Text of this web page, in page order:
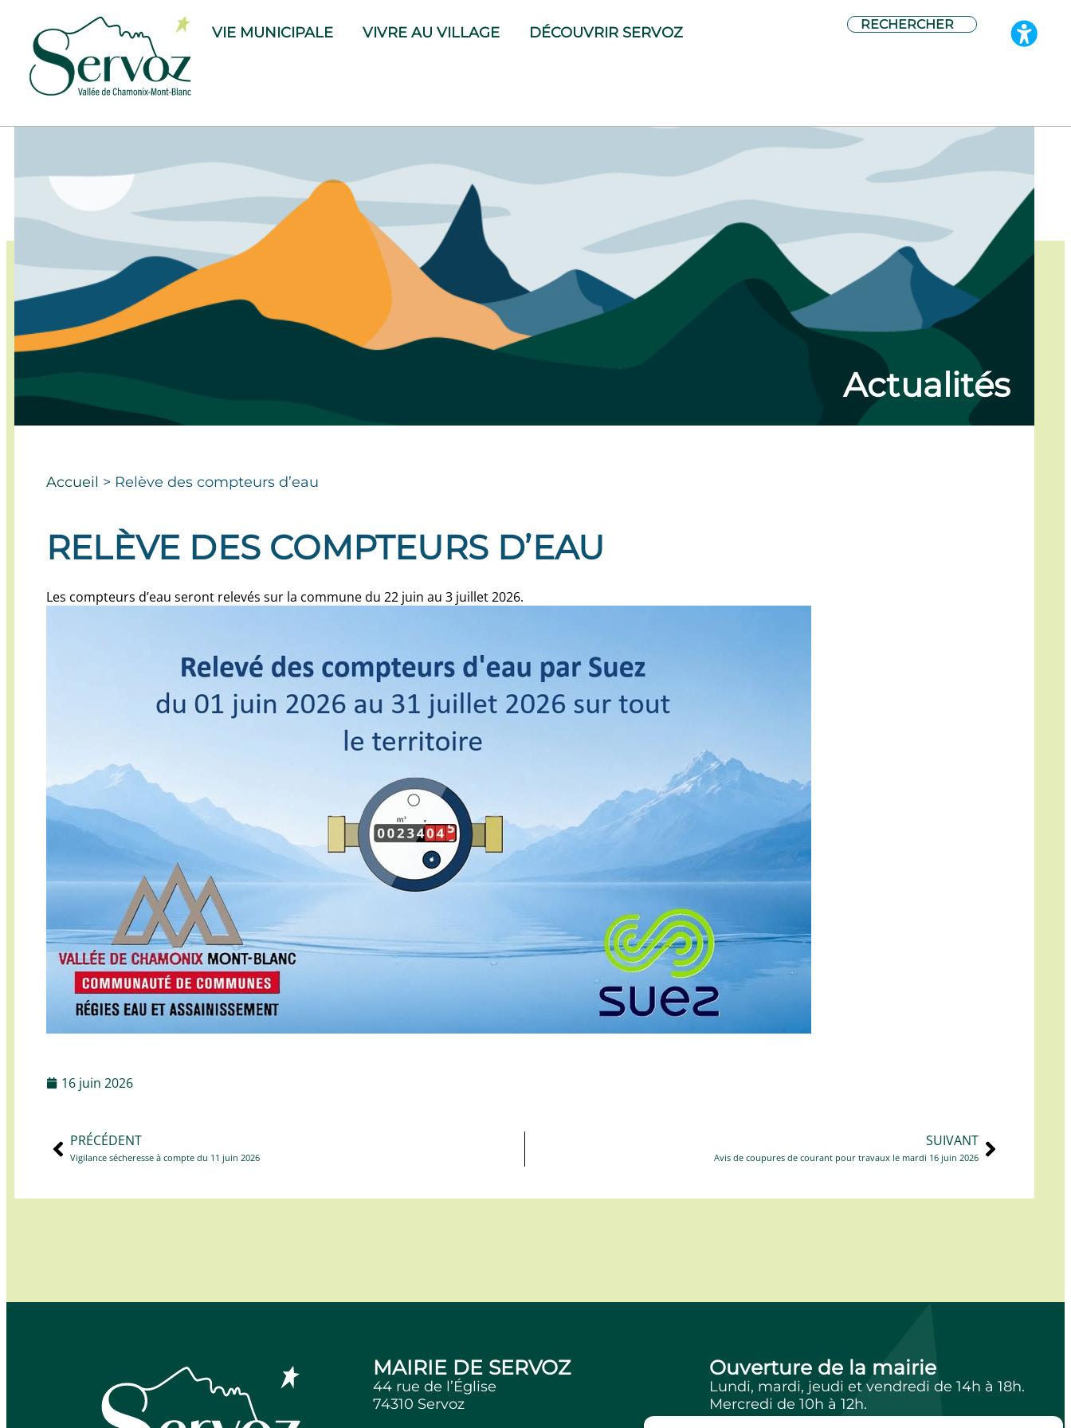
VIE MUNICIPALE VIVRE AU VILLAGE DÉCOUVRIR SERVOZ
Actualités
Accueil > Relève des compteurs d’eau
RELÈVE DES COMPTEURS D’EAU
Les compteurs d’eau seront relevés sur la commune du 22 juin au 3 juillet 2026.
16 juin 2026
PRÉCÉDENT
Vigilance sécheresse à compte du 11 juin 2026
SUIVANT
Avis de coupures de courant pour travaux le mardi 16 juin 2026
MAIRIE DE SERVOZ
44 rue de l’Église
74310 Servoz
Ouverture de la mairie
Lundi, mardi, jeudi et vendredi de 14h à 18h.
Mercredi de 10h à 12h.